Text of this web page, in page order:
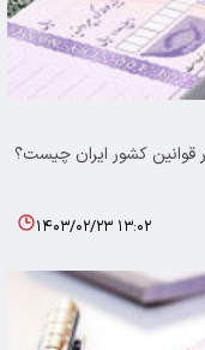
در قوانین کشور ایران چیست؟
۱۴۰۳/۰۲/۲۳ ۱۳:۰۲